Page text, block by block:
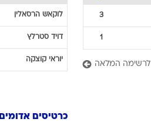
3
1
לרשימה המלאה
לוקאש הרסאלין
דויד סטרלץ
יוראי קוצקה
כרטיסים אדומים